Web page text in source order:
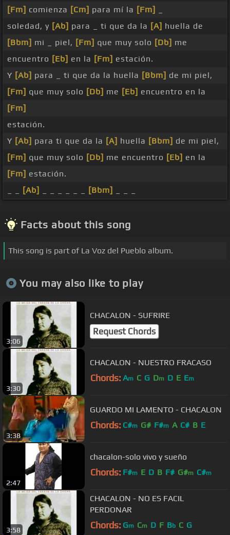
[Fm] comienza [Cm] para mí la [Fm]
soledad, y [Ab] para _ ti que da la [A] huella de
[Bbm] mi _ piel, [Fm] que muy solo [Db] me
encuentro [Eb] en la [Fm] estación.
Y [Ab] para _ ti que da la huella [Bbm] de mi piel,
[Fm] que muy solo [Db] me [Eb] encuentro en la
[Fm]
estación.
Y [Ab] para ti que da la [A] huella [Bbm] de mi piel,
[Fm] que muy solo [Db] me encuentro [Eb] en la
[Fm] estación.
[Ab] [Bbm]
Facts about this song
This song is part of La Voz del Pueblo album.
You may also like to play
3:06
CHACALON - SUFRIRE
Request Chords
3:30
CHACALON - NUESTRO FRACASO
Chords: Am C G Dm D E Em
3:38
GUARDO MI LAMENTO - CHACALON
Chords: C#m G# F#m A C# B E
2:47
chacalon-solo vivo y sueño
Chords: F#m E D B F# G#m C#m
3:58
CHACALON - NO ES FACIL
PERDONAR
Chords: Gm Cm D F Bb C G